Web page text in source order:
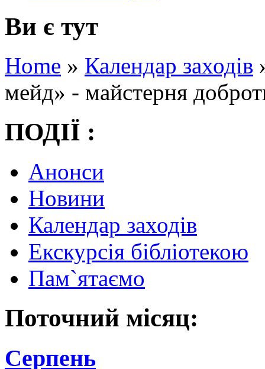
Ви є тут
Home » Календар заходів
мейд» - майстерня
ПОДІЇ :
Анонси
Новини
Календар заходів
Екскурсія бібліотекою
Пам`ятаємо
Поточний місяц:
Серпень